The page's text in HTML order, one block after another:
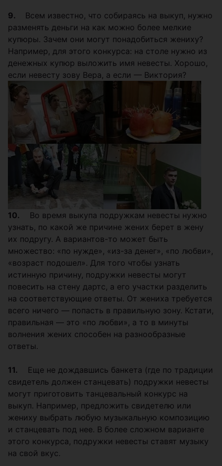
9.
Всем известно, что собираясь на выкуп, нужно
разменять деньги на как можно более мелкие
купюры. Зачем они могут понадобиться жениху?
Например, для этого конкурса: на столе нужно из
денежных купюр выложить имя невесты. Хорошо,
если невесту зову Вера, а если — Виктория?
10. Во время выкупа подружкам невесты нужно
узнать, по какой же причине жених берет в жену
их подругу. А вариантов-то может быть
множество: «по нужде», «из-за денег», «по любви»,
«возраст подошел». Для того чтобы узнать
истинную причину, подружки невесты могут
повесить на стену дартс, а его участки разделить
на соответствующие ответы. От жениха требуется
всего ничего — попасть в правильную зону. Кстати,
правильная — это «по любви», а то в минуты
волнения жених способен на разнообразные
ответы.
11. Еще не дождавшись банкета (где по традиции
свидетель должен станцевать) подружки невесты
могут приготовить танцевальный конкурс на
выкуп. Например, предложить свидетелю или
жениху выбрать любую музыкальную композицию
и станцевать под нее. В более сложном варианте
этого конкурса, подружки невесты ставят музыку
на свой вкус.